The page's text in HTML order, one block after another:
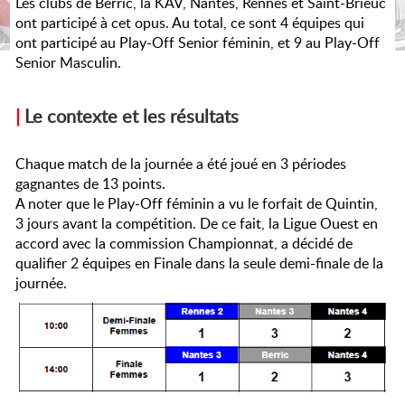
ont participé à cet opus. Au total, ce sont 4 équipes qui
ont participé au Play-Off Senior féminin, et 9 au Play-Off
Senior Masculin.
| Le contexte et les résultats
Chaque match de la journée a été joué en 3 périodes
gagnantes de 13 points.
A noter que le Play-Off féminin a vu le forfait de Quintin,
3 jours avant la compétition. De ce fait, la Ligue Ouest en
accord avec la commission Championnat, a décidé de
qualifier 2 équipes en Finale dans la seule demi-finale de la
journée.